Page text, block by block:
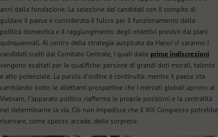
anni dalla fondazione. La selezione dei candidati con il compito di
guidare il paese è considerata il fulcro per il funzionamento della
politica domestica e il raggiungimento degli obiettivi previsti dai piani
quinquennali. Al centro della strategia auspicata da Hanoi vi saranno i
candidati scelti dal Comitato Centrale, i quali dalle prime indiscrezioni
vengono esaltati per le qualifiche: persone di grandi doti morali, talento
e alto potenziale. La parola d’ordine è continuità: mentre il paese sta
cambiando sotto le allettanti prospettive che i mercati globali aprono al
Vietnam, l’apparato politico riafferma le proprie posizioni e la centralità
nel determinarne la via. Ciò non impedisce che il XIII Congresso potrebbe
riservare, come spesso accade, delle sorprese.